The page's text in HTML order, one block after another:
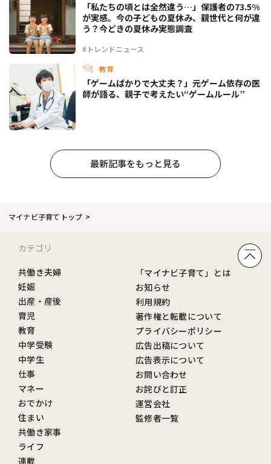
#トレンドニュース
「私たちの頃とは全然違う…」保護者の73.5%
が実感。今の子どもの夏休み、親世代と何が違
う？今どきの夏休み実態調査
教育
「ゲームばかりで大丈夫？」元ゲーム依存の医
師が語る、親子で考えたい“ゲームルール”
最新記事をもっと見る
マイナビ子育てトップ
カテゴリ
共働き夫婦
妊娠
出産・産後
育児
教育
中学受験
中学生
仕事
マネー
おでかけ
住まい
共働き家事
ライフ
連載
「マイナビ子育て」とは
お知らせ
利用規約
著作権と転載について
プライバシーポリシー
広告出稿について
広告表示について
お問い合わせ
お詫びと訂正
運営会社
監修者一覧